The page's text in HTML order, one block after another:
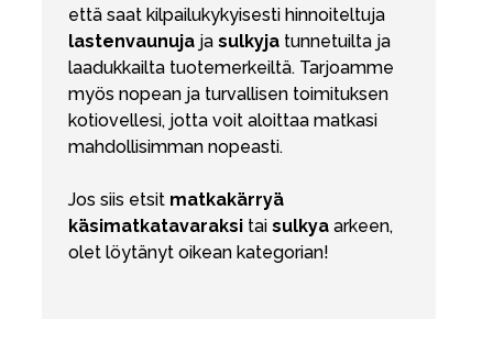
että saat kilpailukykyisesti hinnoiteltuja
lastenvaunuja ja sulkyja tunnetuilta ja
laadukkailta tuotemerkeiltä. Tarjoamme
myös nopean ja turvallisen toimituksen
kotiovellesi, jotta voit aloittaa matkasi
mahdollisimman nopeasti.
Jos siis etsit matkakärryä
käsimatkatavaraksi tai sulkya arkeen,
olet löytänyt oikean kategorian!